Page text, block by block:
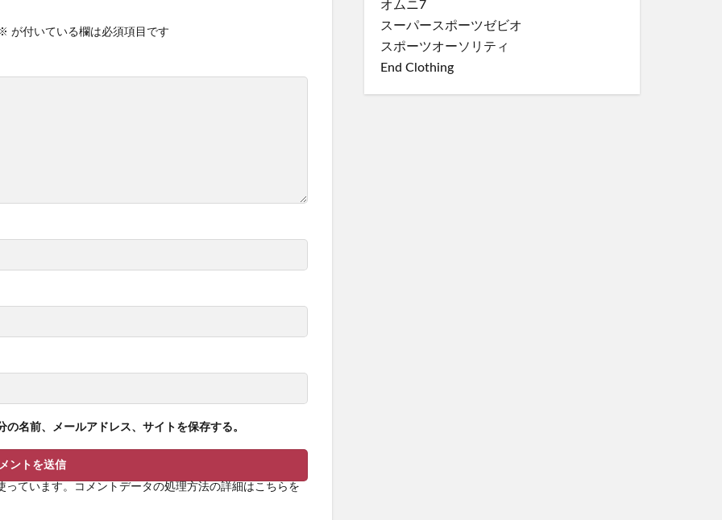
が付いている欄は必須項目です
名前、メールアドレス、サイトを保存する。
ています。 コメントデータの処理方法の詳細はこちらを
オムニ7
スーパースポーツゼビオ
スポーツオーソリティ
End Clothing